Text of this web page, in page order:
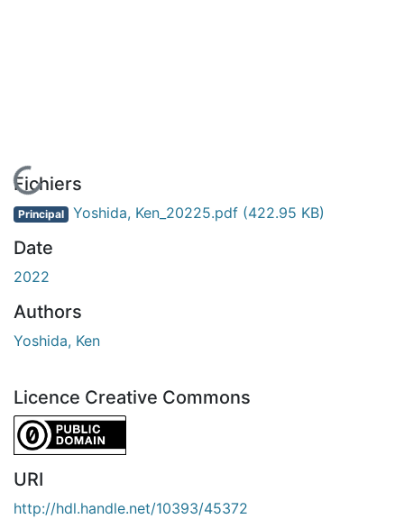
En cours de chargement...
Fichiers
Principal Yoshida, Ken_20225.pdf (422.95 KB)
Date
2022
Authors
Yoshida, Ken
Licence Creative Commons
CC0 1.0 Universal
URI
http://hdl.handle.net/10393/45372